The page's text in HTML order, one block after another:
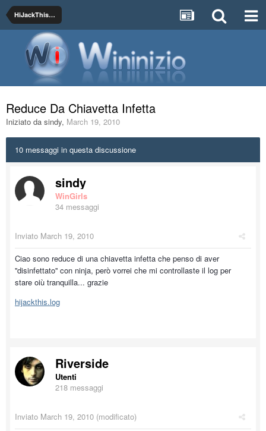
HiJackThis - Posta qui i Log
Reduce Da Chiavetta Infetta
Iniziato da sindy, March 19, 2010
10 messaggi in questa discussione
sindy
WinGirls
34 messaggi
Inviato March 19, 2010
Ciao sono reduce di una chiavetta infetta che penso di aver
''disinfettato'' con ninja, però vorrei che mi controllaste il log per
stare oiù tranquilla... grazie
hijackthis.log
Riverside
Utenti
218 messaggi
Inviato March 19, 2010 (modificato)